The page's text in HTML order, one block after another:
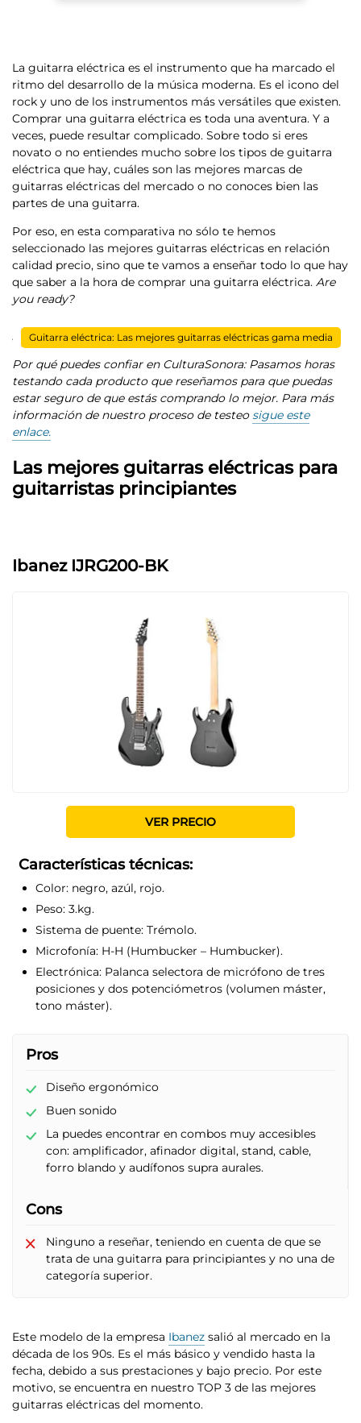
La guitarra eléctrica es el instrumento que ha marcado el
ritmo del desarrollo de la música moderna. Es el icono del
rock y uno de los instrumentos más versátiles que existen.
Comprar una guitarra eléctrica es toda una aventura. Y a
veces, puede resultar complicado. Sobre todo si eres
novato o no entiendes mucho sobre los tipos de guitarra
eléctrica que hay, cuáles son las mejores marcas de
guitarras eléctricas del mercado o no conoces bien las
partes de una guitarra.
Por eso, en esta comparativa no sólo te hemos
seleccionado las mejores guitarras eléctricas en relación
calidad precio, sino que te vamos a enseñar todo lo que hay
que saber a la hora de comprar una guitarra eléctrica. Are
you ready?
Guitarra eléctrica: Las mejores guitarras eléctricas gama media
Por qué puedes confiar en CulturaSonora: Pasamos horas
testando cada producto que reseñamos para que puedas
estar seguro de que estás comprando lo mejor. Para más
información de nuestro proceso de testeosigue este
enlace.
Las mejores guitarras eléctricas para
guitarristas principiantes
Ibanez IJRG200-BK
VER PRECIO
Características técnicas:
Color: negro, azúl, rojo.
Peso: 3.kg.
Sistema de puente: Trémolo.
Microfonía: H-H (Humbucker – Humbucker).
Electrónica: Palanca selectora de micrófono de tres
posiciones y dos potenciómetros (volumen máster,
tono máster).
Pros
Diseño ergonómico
Buen sonido
La puedes encontrar en combos muy accesibles
con: amplificador, afinador digital, stand, cable,
forro blando y audífonos supra aurales.
Cons
Ninguno a reseñar, teniendo en cuenta de que se
trata de una guitarra para principiantes y no una de
categoría superior.
Este modelo de la empresa Ibanez salió al mercado en la
década de los 90s. Es el más básico y vendido hasta la
fecha, debido a sus prestaciones y bajo precio. Por este
motivo, se encuentra en nuestro TOP 3 de las mejores
guitarras eléctricas del momento.